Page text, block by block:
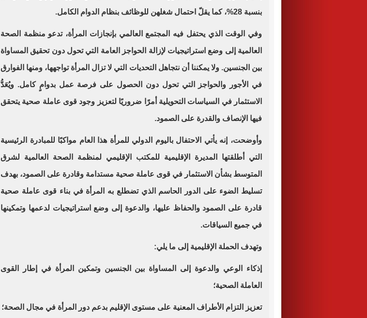
بنسبة 28%، كما يقلّ احتمال شغلهن للوظائف بنظام الدوام الكامل.
وفي الوقت الذي يحتفل فيه المجتمع العالمي بإنجازات المرأة، تدعو منظمة الصحة
العالمية إلى وضع استراتيجيات لإزالة الحواجز العامة التي تحول دون تحقيق المساواة
بين الجنسين. ولا يمكننا أن نتجاهل التحديات التي لا تزال المرأة تواجهها، ومنها الفوارق
في الأجور والحواجز التي تحول دون الحصول على فرصة عمل بدوامٍ كامل. ويُعَدُّ
الاستثمار في السياسات التحويلية أمرًا ضروريًا لتعزيز وجود قوى عاملة صحية يتحقق
فيها الإنصاف والقدرة على الصمود.
وأوضحت، إنه يأتي الاحتفال باليوم الدولي للمرأة هذا العام مواكبًا للمبادرة الرئيسية
التي أطلقتها المديرة الإقليمية للمكتب الإقليمي لمنظمة الصحة العالمية لشرق
المتوسط بشأن الاستثمار في قوى عاملة صحية مستدامة وقادرة على الصمود، بهدف
تسليط الضوء على الدور الحاسم الذي تضطلع به المرأة في بناء قوى عاملة صحية
قادرة على الصمود والحفاظ عليها، والدعوة إلى وضع استراتيجيات لدعمها وتمكينها
في جميع السياقات.
وتهدف الحملة الإقليمية إلى ما يلي:
إذكاء الوعي والدعوة إلى المساواة بين الجنسين وتمكين المرأة في إطار القوى
العاملة الصحية؛
تعزيز التزام الأطراف المعنية على مستوى الإقليم بدعم دور المرأة في مجال الصحة؛